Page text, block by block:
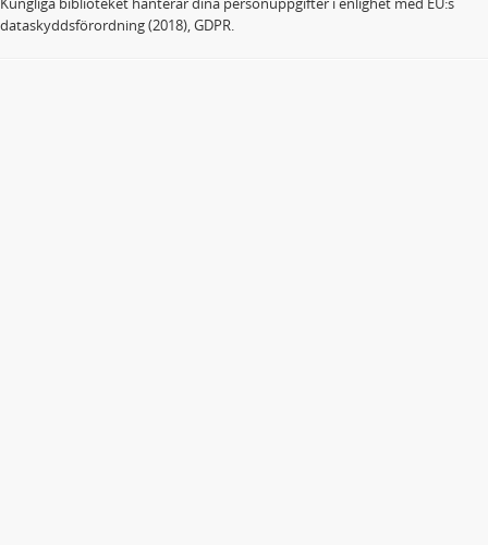
dataskyddsförordning (2018), GDPR.